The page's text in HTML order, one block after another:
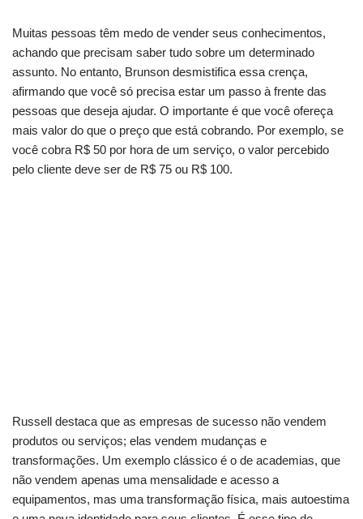
Muitas pessoas têm medo de vender seus conhecimentos,
achando que precisam saber tudo sobre um determinado
assunto. No entanto, Brunson desmistifica essa crença,
afirmando que você só precisa estar um passo à frente das
pessoas que deseja ajudar. O importante é que você ofereça
mais valor do que o preço que está cobrando. Por exemplo, se
você cobra R$ 50 por hora de um serviço, o valor percebido
pelo cliente deve ser de R$ 75 ou R$ 100.
Russell destaca que as empresas de sucesso não vendem
produtos ou serviços; elas vendem mudanças e
transformações. Um exemplo clássico é o de academias, que
não vendem apenas uma mensalidade e acesso a
equipamentos, mas uma transformação física, mais autoestima